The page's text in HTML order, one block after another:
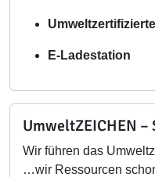
E-Ladestation
UmweltZEICHEN –
Wir führen das
…wir Ressourcen